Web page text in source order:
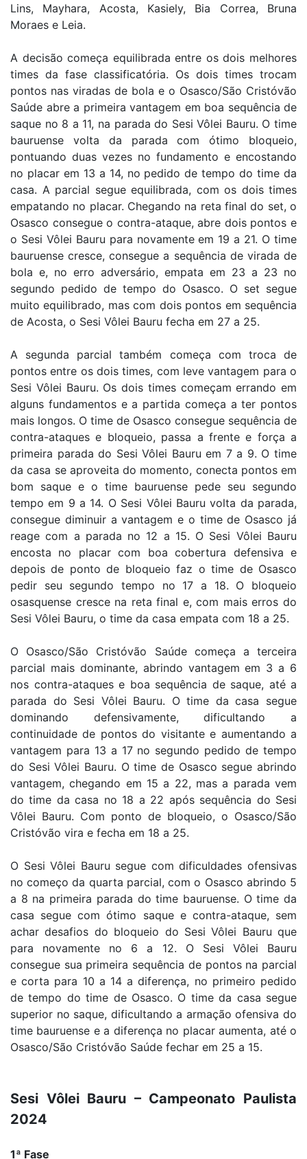
Lins, Mayhara, Acosta, Kasiely, Bia Correa, Bruna
Moraes e Leia.
A decisão começa equilibrada entre os dois melhores
times da fase classificatória. Os dois times trocam
pontos nas viradas de bola e o Osasco/São Cristóvão
Saúde abre a primeira vantagem em boa sequência de
saque no 8 a 11, na parada do Sesi Vôlei Bauru. O time
bauruense volta da parada com ótimo bloqueio,
pontuando duas vezes no fundamento e encostando
no placar em 13 a 14, no pedido de tempo do time da
casa. A parcial segue equilibrada, com os dois times
empatando no placar. Chegando na reta final do set, o
Osasco consegue o contra-ataque, abre dois pontos e
o Sesi Vôlei Bauru para novamente em 19 a 21. O time
bauruense cresce, consegue a sequência de virada de
bola e, no erro adversário, empata em 23 a 23 no
segundo pedido de tempo do Osasco. O set segue
muito equilibrado, mas com dois pontos em sequência
de Acosta, o Sesi Vôlei Bauru fecha em 27 a 25.
A segunda parcial também começa com troca de
pontos entre os dois times, com leve vantagem para o
Sesi Vôlei Bauru. Os dois times começam errando em
alguns fundamentos e a partida começa a ter pontos
mais longos. O time de Osasco consegue sequência de
contra-ataques e bloqueio, passa a frente e força a
primeira parada do Sesi Vôlei Bauru em 7 a 9. O time
da casa se aproveita do momento, conecta pontos em
bom saque e o time bauruense pede seu segundo
tempo em 9 a 14. O Sesi Vôlei Bauru volta da parada,
consegue diminuir a vantagem e o time de Osasco já
reage com a parada no 12 a 15. O Sesi Vôlei Bauru
encosta no placar com boa cobertura defensiva e
depois de ponto de bloqueio faz o time de Osasco
pedir seu segundo tempo no 17 a 18. O bloqueio
osasquense cresce na reta final e, com mais erros do
Sesi Vôlei Bauru, o time da casa empata com 18 a 25.
O Osasco/São Cristóvão Saúde começa a terceira
parcial mais dominante, abrindo vantagem em 3 a 6
nos contra-ataques e boa sequência de saque, até a
parada do Sesi Vôlei Bauru. O time da casa segue
dominando defensivamente, dificultando a
continuidade de pontos do visitante e aumentando a
vantagem para 13 a 17 no segundo pedido de tempo
do Sesi Vôlei Bauru. O time de Osasco segue abrindo
vantagem, chegando em 15 a 22, mas a parada vem
do time da casa no 18 a 22 após sequência do Sesi
Vôlei Bauru. Com ponto de bloqueio, o Osasco/São
Cristóvão vira e fecha em 18 a 25.
O Sesi Vôlei Bauru segue com dificuldades ofensivas
no começo da quarta parcial, com o Osasco abrindo 5
a 8 na primeira parada do time bauruense. O time da
casa segue com ótimo saque e contra-ataque, sem
achar desafios do bloqueio do Sesi Vôlei Bauru que
para novamente no 6 a 12. O Sesi Vôlei Bauru
consegue sua primeira sequência de pontos na parcial
e corta para 10 a 14 a diferença, no primeiro pedido
de tempo do time de Osasco. O time da casa segue
superior no saque, dificultando a armação ofensiva do
time bauruense e a diferença no placar aumenta, até o
Osasco/São Cristóvão Saúde fechar em 25 a 15.
Sesi Vôlei Bauru – Campeonato Paulista
2024
1ª Fase